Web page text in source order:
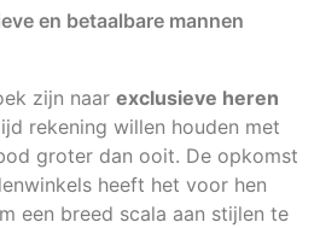
en betaalbare mannen
zijn naar exclusieve heren
rekening willen houden met
groter dan ooit. De opkomst
heeft het voor hen
een breed scala aan stijlen te